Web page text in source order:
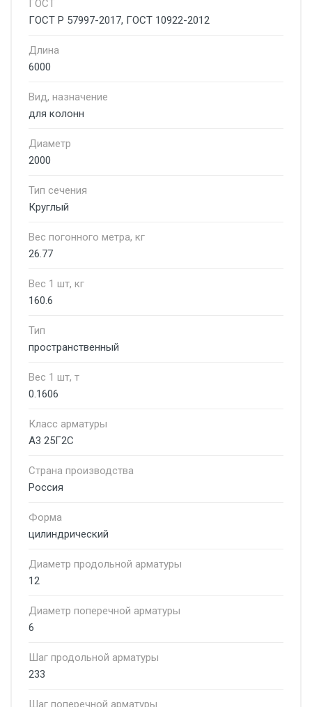
ГОСТ
ГОСТ Р 57997-2017, ГОСТ 10922-2012
Длина
6000
Вид, назначение
для колонн
Диаметр
2000
Тип сечения
Круглый
Вес погонного метра, кг
26.77
Вес 1 шт, кг
160.6
Тип
пространственный
Вес 1 шт, т
0.1606
Класс арматуры
А3 25Г2С
Страна производства
Россия
Форма
цилиндрический
Диаметр продольной арматуры
12
Диаметр поперечной арматуры
6
Шаг продольной арматуры
233
Шаг поперечной арматуры